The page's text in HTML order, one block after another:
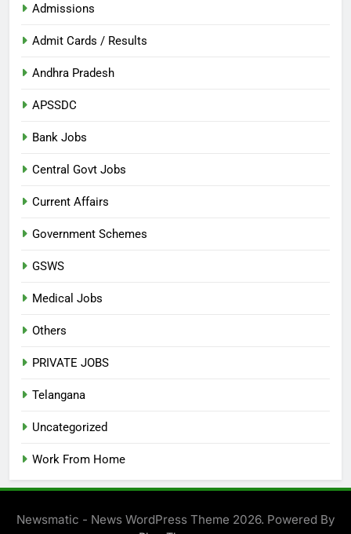
Admissions
Admit Cards / Results
Andhra Pradesh
APSSDC
Bank Jobs
Central Govt Jobs
Current Affairs
Government Schemes
GSWS
Medical Jobs
Others
PRIVATE JOBS
Telangana
Uncategorized
Work From Home
Newsmatic - News WordPress Theme 2026. Powered By